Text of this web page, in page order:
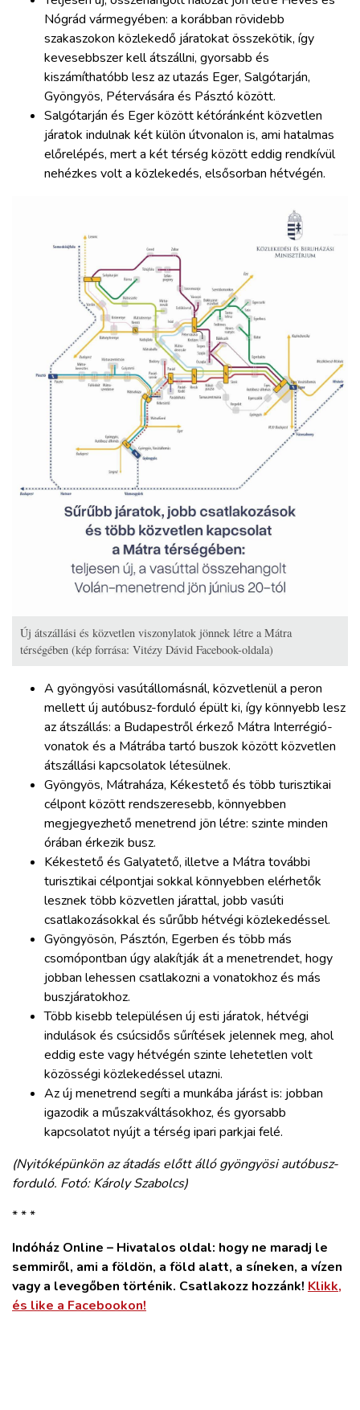
Nógrád vármegyében: a korábban rövidebb
szakaszokon közlekedő járatokat összekötik, így
kevesebbszer kell átszállni, gyorsabb és
kiszámíthatóbb lesz az utazás Eger, Salgótarján,
Gyöngyös, Pétervására és Pásztó között.
Salgótarján és Eger között kétóránként közvetlen
járatok indulnak két külön útvonalon is, ami hatalmas
előrelépés, mert a két térség között eddig rendkívül
nehézkes volt a közlekedés, elsősorban hétvégén.
Új átszállási és közvetlen viszonylatok jönnek létre a Mátra
térségében (kép forrása: Vitézy Dávid Facebook-oldala)
A gyöngyösi vasútállomásnál, közvetlenül a peron
mellett új autóbusz-forduló épült ki, így könnyebb lesz
az átszállás: a Budapestről érkező Mátra Interrégió-
vonatok és a Mátrába tartó buszok között közvetlen
átszállási kapcsolatok létesülnek.
Gyöngyös, Mátraháza, Kékestető és több turisztikai
célpont között rendszeresebb, könnyebben
megjegyezhető menetrend jön létre: szinte minden
órában érkezik busz.
Kékestető és Galyatető, illetve a Mátra további
turisztikai célpontjai sokkal könnyebben elérhetők
lesznek több közvetlen járattal, jobb vasúti
csatlakozásokkal és sűrűbb hétvégi közlekedéssel.
Gyöngyösön, Pásztón, Egerben és több más
csomópontban úgy alakítják át a menetrendet, hogy
jobban lehessen csatlakozni a vonatokhoz és más
buszjáratokhoz.
Több kisebb településen új esti járatok, hétvégi
indulások és csúcsidős sűrítések jelennek meg, ahol
eddig este vagy hétvégén szinte lehetetlen volt
közösségi közlekedéssel utazni.
Az új menetrend segíti a munkába járást is: jobban
igazodik a műszakváltásokhoz, és gyorsabb
kapcsolatot nyújt a térség ipari parkjai felé.
(Nyitóképünkön az átadás előtt álló gyöngyösi autóbusz-
forduló. Fotó: Károly Szabolcs)
* * *
Indóház Online – Hivatalos oldal: hogy ne maradj le
semmiről, ami a földön, a föld alatt, a síneken, a vízen
vagy a levegőben történik. Csatlakozz hozzánk! Klikk,
és like a Facebookon!